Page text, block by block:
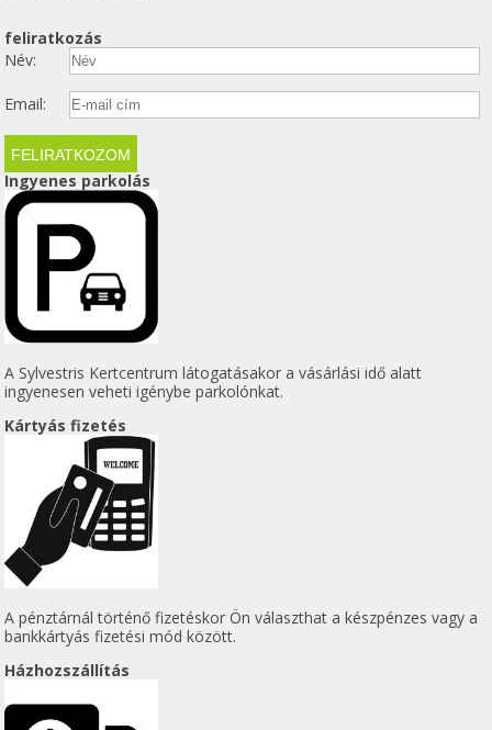
feliratkozás
Név:
Email:
Ingyenes parkolás
A Sylvestris Kertcentrum látogatásakor a vásárlási idő alatt
ingyenesen veheti igénybe parkolónkat.
Kártyás fizetés
A pénztárnál történő fizetéskor Ön választhat a készpénzes vagy a
bankkártyás fizetési mód között.
Házhozszállítás